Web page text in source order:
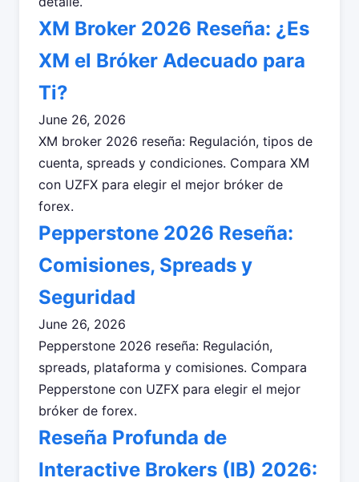
XM Broker 2026 Reseña: ¿Es
XM el Bróker Adecuado para
Ti?
June 26, 2026
XM broker 2026 reseña: Regulación, tipos de
cuenta, spreads y condiciones. Compara XM
con UZFX para elegir el mejor bróker de
forex.
Pepperstone 2026 Reseña:
Comisiones, Spreads y
Seguridad
June 26, 2026
Pepperstone 2026 reseña: Regulación,
spreads, plataforma y comisiones. Compara
Pepperstone con UZFX para elegir el mejor
bróker de forex.
Reseña Profunda de
Interactive Brokers (IB) 2026: